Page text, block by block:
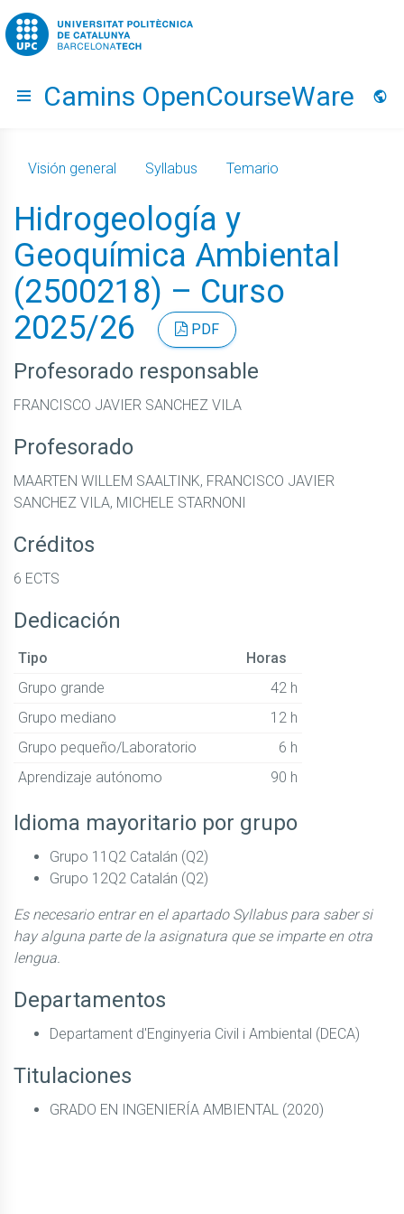
Go to upc.edu
Hide menu
Camins OpenCourseWare
Visión general Syllabus Temario
Hidrogeología y
Geoquímica Ambiental
(2500218) – Curso
2025/26
PDF
Profesorado responsable
FRANCISCO JAVIER SANCHEZ VILA
Profesorado
MAARTEN WILLEM SAALTINK, FRANCISCO JAVIER
SANCHEZ VILA, MICHELE STARNONI
Créditos
6 ECTS
Dedicación
Tipo
Horas
Grupo grande
42 h
Grupo mediano
12 h
Grupo pequeño/Laboratorio
6 h
Aprendizaje autónomo
90 h
Idioma mayoritario por grupo
Grupo 11Q2 Catalán (Q2)
Grupo 12Q2 Catalán (Q2)
Es necesario entrar en el apartado Syllabus para saber si
hay alguna parte de la asignatura que se imparte en otra
lengua.
Departamentos
Departament d'Enginyeria Civil i Ambiental (DECA)
Titulaciones
GRADO EN INGENIERÍA AMBIENTAL (2020)